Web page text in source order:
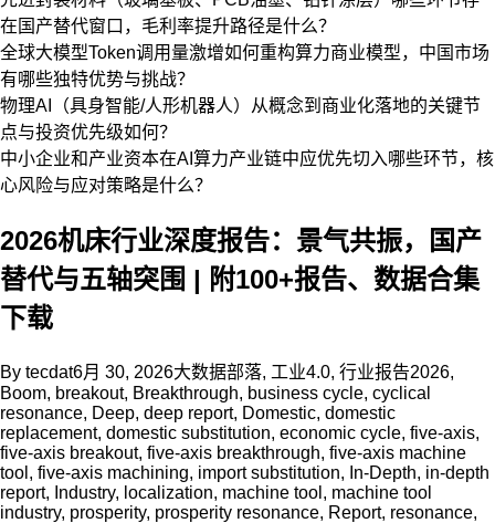
在国产替代窗口，毛利率提升路径是什么？
全球大模型Token调用量激增如何重构算力商业模型，中国市场
有哪些独特优势与挑战？
物理AI（具身智能/人形机器人）从概念到商业化落地的关键节
点与投资优先级如何？
中小企业和产业资本在AI算力产业链中应优先切入哪些环节，核
心风险与应对策略是什么？
2026机床行业深度报告：景气共振，国产
替代与五轴突围 | 附100+报告、数据合集
下载
By tecdat6月 30, 2026大数据部落, 工业4.0, 行业报告2026,
Boom, breakout, Breakthrough, business cycle, cyclical
resonance, Deep, deep report, Domestic, domestic
replacement, domestic substitution, economic cycle, five-axis,
five-axis breakout, five-axis breakthrough, five-axis machine
tool , five-axis machining, import substitution, In-Depth, in-depth
report, Industry, localization, machine tool , machine tool
industry, prosperity, prosperity resonance, Report, resonance,